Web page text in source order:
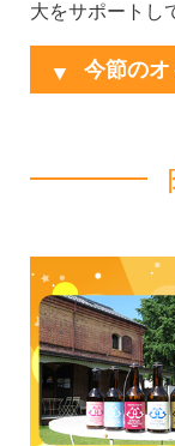
大をサポートし
今節のオ